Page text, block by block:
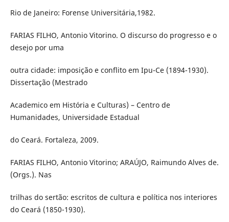
Rio de Janeiro: Forense Universitária,1982.
FARIAS FILHO, Antonio Vitorino. O discurso do progresso e o
desejo por uma
outra cidade: imposição e conflito em Ipu-Ce (1894-1930).
Dissertação (Mestrado
Academico em História e Culturas) – Centro de
Humanidades, Universidade Estadual
do Ceará. Fortaleza, 2009.
FARIAS FILHO, Antonio Vitorino; ARAÚJO, Raimundo Alves de.
(Orgs.). Nas
trilhas do sertão: escritos de cultura e política nos interiores
do Ceará (1850-1930).